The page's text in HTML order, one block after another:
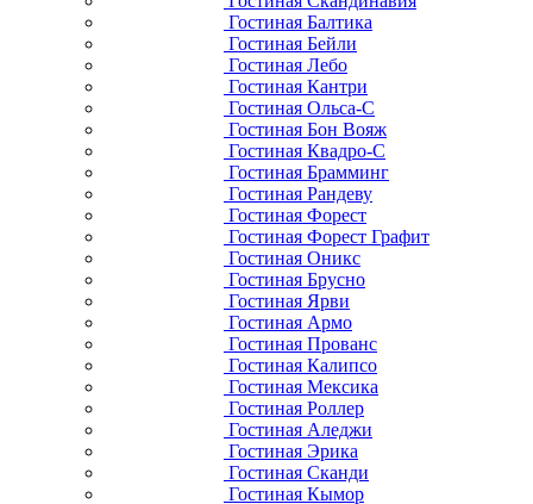
Гостиная Балтика
Гостиная Бейли
Гостиная Лебо
Гостиная Кантри
Гостиная Ольса-С
Гостиная Бон Вояж
Гостиная Квадро-С
Гостиная Брамминг
Гостиная Рандеву
Гостиная Форест
Гостиная Форест Графит
Гостиная Оникс
Гостиная Брусно
Гостиная Ярви
Гостиная Армо
Гостиная Прованс
Гостиная Калипсо
Гостиная Мексика
Гостиная Роллер
Гостиная Аледжи
Гостиная Эрика
Гостиная Сканди
Гостиная Кымор